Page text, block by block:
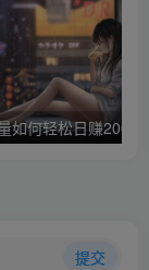
提交